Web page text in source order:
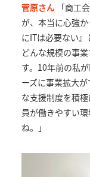
菅原さん 「商工
が、本当に心強
にITは必要ない
どんな規模の事
す。10年前の私
ーズに事業拡大
な支援制度を積
員が働きやすい
ね。」